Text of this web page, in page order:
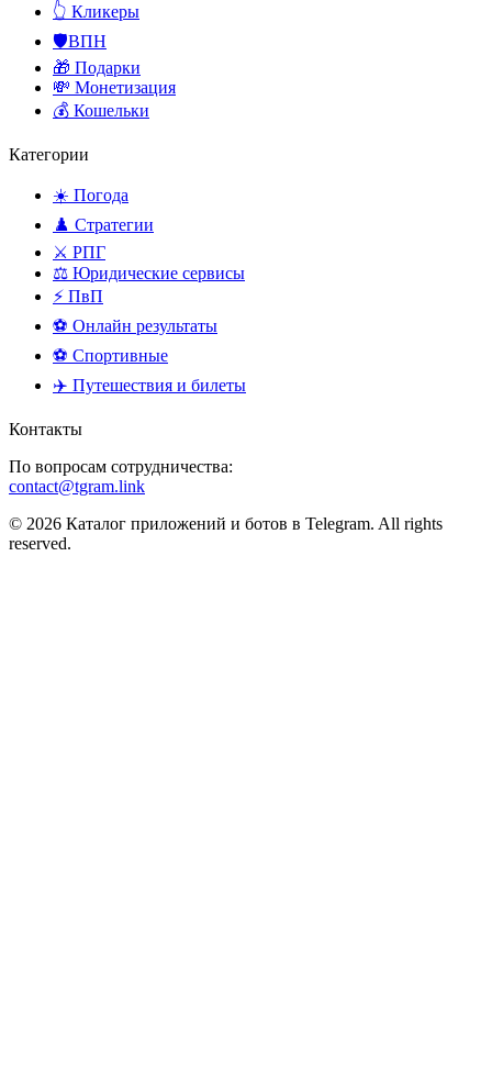
👆 Кликеры
🛡️ВПН
🎁 Подарки
💸 Монетизация
💰 Кошельки
Категории
☀️ Погода
♟️ Стратегии
⚔️ РПГ
⚖️ Юридические сервисы
⚡ ПвП
⚽ Онлайн результаты
⚽ Спортивные
✈️ Путешествия и билеты
Контакты
По вопросам сотрудничества:
contact@tgram.link
© 2026 Каталог приложений и ботов в Telegram. All rights
reserved.